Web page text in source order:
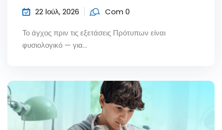
22 Ιούλ, 2026 Com 0
Το άγχος πριν τις εξετάσεις Πρότυπων είναι
φυσιολογικό — για...